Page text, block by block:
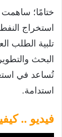
ختامًا؛ ساهمت
استخراج
تلبية الطلب
البحث
تُساعد في
استدامة.
فيديو ..